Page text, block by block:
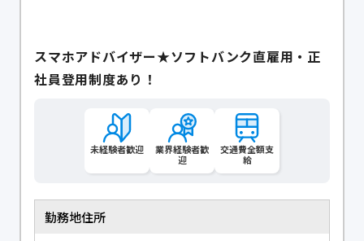
スマホアドバイザー★ソフトバンク直雇用・正
社員登用制度あり！
未経験者歓迎
業界経験者歓
迎
交通費全額支
給
勤務地住所